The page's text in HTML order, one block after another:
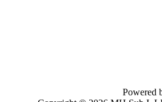
Powered